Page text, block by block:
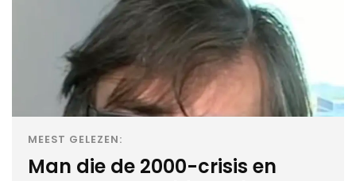
MEEST GELEZEN:
Man die de 2000-crisis en